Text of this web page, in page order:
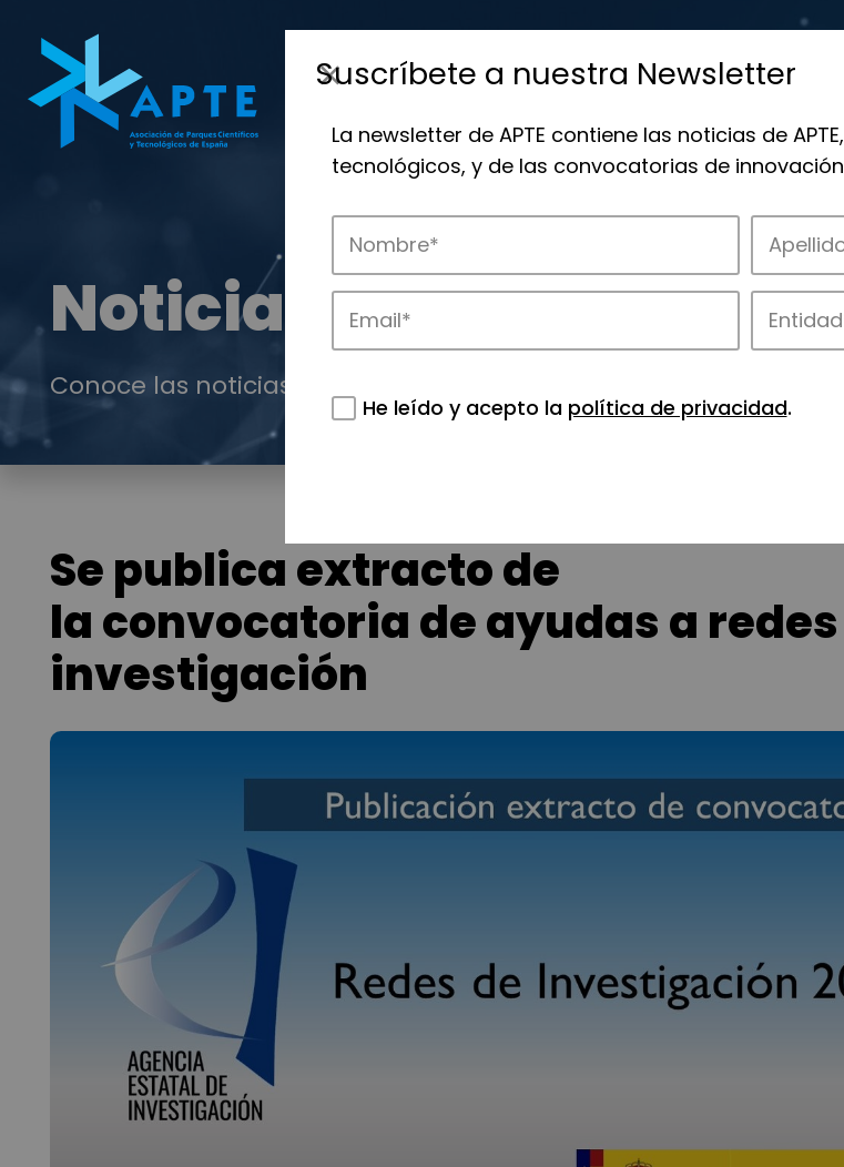
Noticias
Conoce las noticias más destacadas de APTE y sus parques
Se publica extracto de
la convocatoria de ayudas a
investigación
Suscríbete a nuestra Newsletter
La newsletter de APTE contiene las noticias de
tecnológicos, y de las convocatorias de
He leído y acepto la política de privacidad.